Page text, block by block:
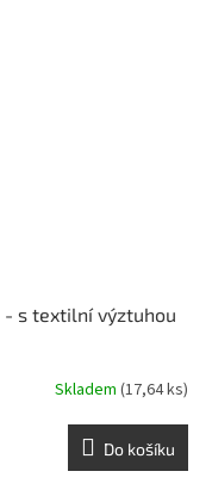
- s textilní výztuhou
Skladem (17,64 ks)
Do košíku